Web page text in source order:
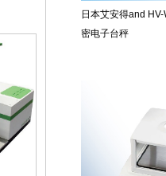
日本艾安得and
密电子台秤